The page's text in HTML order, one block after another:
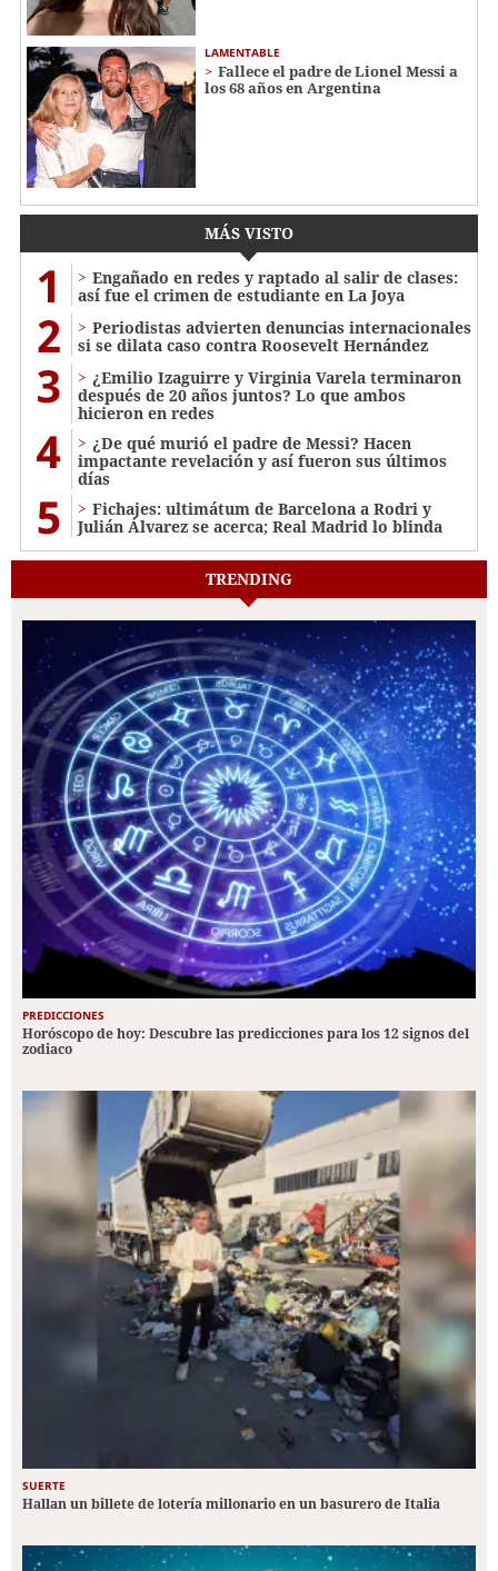
LAMENTABLE
Fallece el padre de Lionel Messi a
los 68 años en Argentina
MÁS VISTO
1
Engañado en redes y raptado al salir de clases:
así fue el crimen de estudiante en La Joya
2
Periodistas advierten denuncias internacionales
si se dilata caso contra Roosevelt Hernández
3
¿Emilio Izaguirre y Virginia Varela terminaron
después de 20 años juntos? Lo que ambos
hicieron en redes
4
¿De qué murió el padre de Messi? Hacen
impactante revelación y así fueron sus últimos
días
5
Fichajes: ultimátum de Barcelona a Rodri y
Julián Álvarez se acerca; Real Madrid lo blinda
TRENDING
PREDICCIONES
Horóscopo de hoy: Descubre las predicciones para los 12 signos del
zodiaco
SUERTE
Hallan un billete de lotería millonario en un basurero de Italia